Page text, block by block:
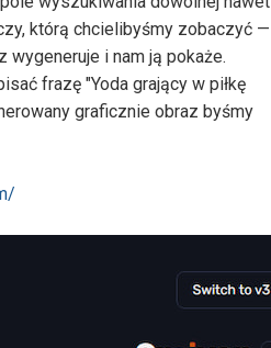
którą chcielibyśmy zobaczyć —
i nam ją pokaże.
frazę "Yoda grający w piłkę
graficznie obraz byśmy